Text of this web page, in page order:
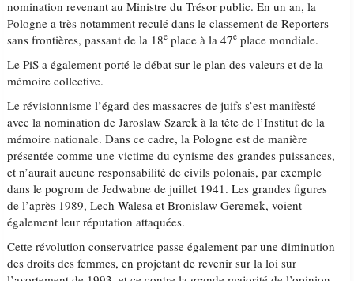
nomination revenant au Ministre du Trésor public. En un an, la
Pologne a très notamment reculé dans le classement de Reporters
sans frontières, passant de la 18e place à la 47e place mondiale.
Le PiS a également porté le débat sur le plan des valeurs et de la
mémoire collective.
Le révisionnisme l’égard des massacres de juifs s’est manifesté
avec la nomination de Jaroslaw Szarek à la tête de l’Institut de la
mémoire nationale. Dans ce cadre, la Pologne est de manière
présentée comme une victime du cynisme des grandes puissances,
et n’aurait aucune responsabilité de civils polonais, par exemple
dans le pogrom de Jedwabne de juillet 1941. Les grandes figures
de l’après 1989, Lech Walesa et Bronislaw Geremek, voient
également leur réputation attaquées.
Cette révolution conservatrice passe également par une diminution
des droits des femmes, en projetant de revenir sur la loi sur